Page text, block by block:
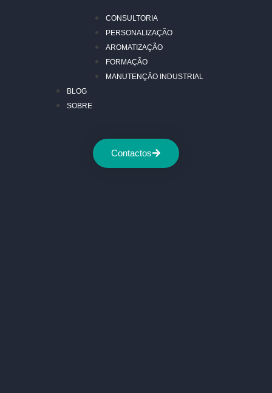
CONSULTORIA
PERSONALIZAÇÃO
AROMATIZAÇÃO
FORMAÇÃO
MANUTENÇÃO INDUSTRIAL
BLOG
SOBRE
Contactos